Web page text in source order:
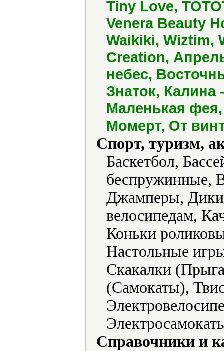
Tiny Love,
Venera Beauty
Waikiki, Wiztim,
Creation,
небес,
Знаток,
Маленькая
Момерт, От
Спорт, туризм,
Баскетбол,
беспружинные,
Джамперы,
велосипедам,
Коньки
Настольные
Скакалки
(Самокаты),
Справочники и